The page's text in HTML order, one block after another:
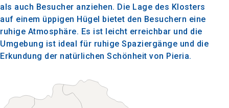
als auch Besucher anziehen. Die Lage des Klosters
auf einem üppigen Hügel bietet den Besuchern eine
ruhige Atmosphäre. Es ist leicht erreichbar und die
Umgebung ist ideal für ruhige Spaziergänge und die
Erkundung der natürlichen Schönheit von Pieria.